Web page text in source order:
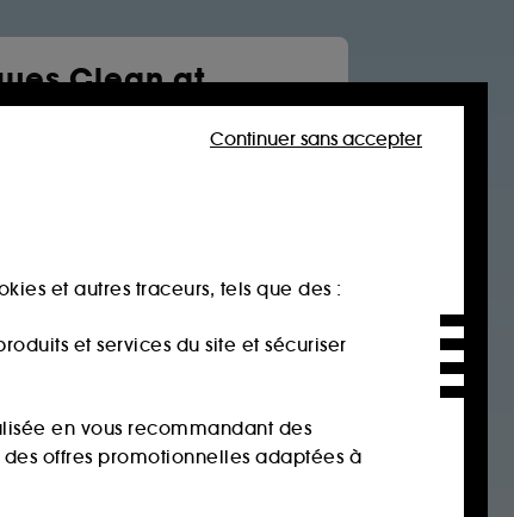
Clean at
et autres traceurs, tels que des :
et services du site et sécuriser
en vous recommandant des
offres promotionnelles adaptées à
Continuer sans accepter